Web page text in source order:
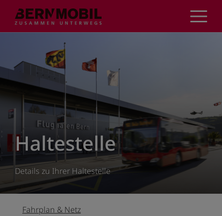
Inhalt
Haltestelle
Details zu Ihrer Haltestelle
Fahrplan & Netz